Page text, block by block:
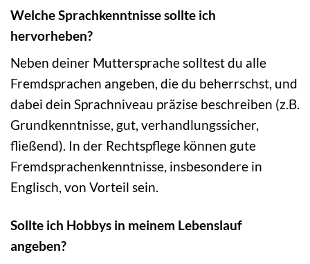
Welche Sprachkenntnisse sollte ich
hervorheben?
Neben deiner Muttersprache solltest du alle
Fremdsprachen angeben, die du beherrschst, und
dabei dein Sprachniveau präzise beschreiben (z.B.
Grundkenntnisse, gut, verhandlungssicher,
fließend). In der Rechtspflege können gute
Fremdsprachenkenntnisse, insbesondere in
Englisch, von Vorteil sein.
Sollte ich Hobbys in meinem Lebenslauf
angeben?